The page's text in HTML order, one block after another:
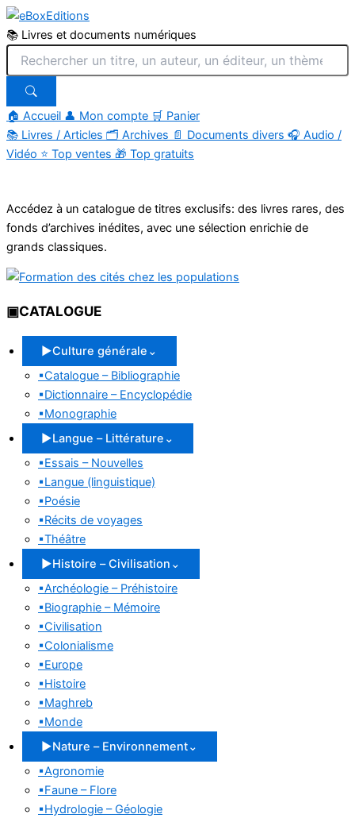
📚 Livres et documents numériques
🏠 Accueil 👤 Mon compte 🛒 Panier
📚 Livres / Articles 🗂 Archives 📄 Documents divers 🎧 Audio /
Vidéo ⭐ Top ventes 🎁 Top gratuits
contenu
Accédez à un catalogue de titres exclusifs: des livres rares, des
fonds d’archives inédites, avec une sélection enrichie de
grands classiques.
▣CATALOGUE
▶Culture générale ⌄
▪Catalogue – Bibliographie
▪Dictionnaire – Encyclopédie
▪Monographie
▶Langue – Littérature ⌄
▪Essais – Nouvelles
▪Langue (linguistique)
▪Poésie
▪Récits de voyages
▪Théâtre
▶Histoire – Civilisation ⌄
▪Archéologie – Préhistoire
▪Biographie – Mémoire
▪Civilisation
▪Colonialisme
▪Europe
▪Histoire
▪Maghreb
▪Monde
▶Nature – Environnement⌄
▪Agronomie
▪Faune – Flore
▪Hydrologie – Géologie